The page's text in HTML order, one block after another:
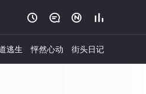
   
逃生 怦然心动 街头日记